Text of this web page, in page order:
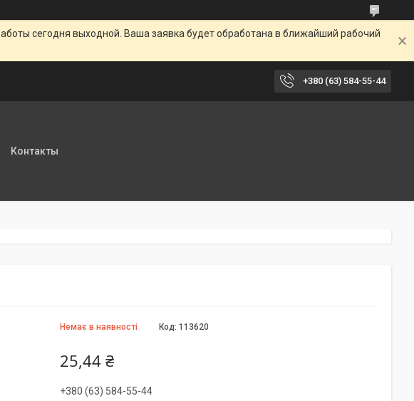
сегодня выходной. Ваша заявка будет обработана в ближайший рабочий
+380 (63) 584-55-44
Контакты
Немає в наявності Код: 113620
25,44 ₴
+380 (63) 584-55-44